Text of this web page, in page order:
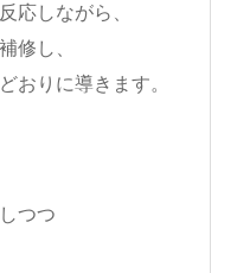
応しながら、
修し、
おりに導きます。
つつ